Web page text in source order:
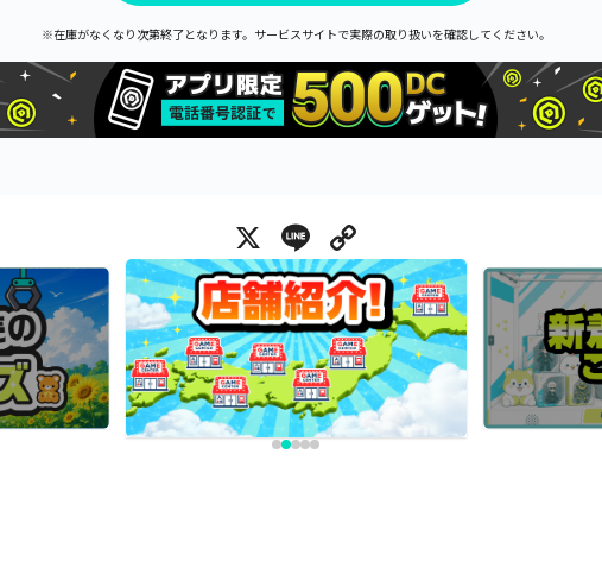
※在庫がなくなり次第終了となります。サービスサイトで実際の取り扱いを確認してください。
X Line